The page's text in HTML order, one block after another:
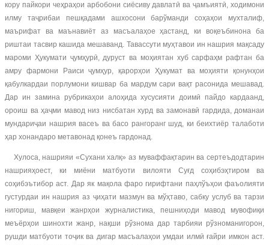
кору пайкори чеҳраҳои арбобони сиёсиву давлатӣ ва ҷамъиятӣ, ходимони
илму таҷрибаи пешқадами ашхосони барўманди соҳаҳои мухталиф,
маърифат ва маънавиёт аз масъалаҳое ҳастанд, ки воқеъбинона ба
риштаи тасвир кашида мешаванд. Тавассути муҳтавои ин нашрия мақсаду
мароми Ҳукумати ҷумҳурӣ, дуруст ва моҳиятан хуб сарфаҳм рафтан ба
амру фармони Раиси ҷумҳур, қарорҳои Ҳукумат ва моҳияти қонунҳои
қабулкардаи порлумони кишвар ба мардум сари вақт расонида мешавад.
Дар ин замина рубрикаҳои алоҳида хусусияти доимӣ пайдо кардаанд,
ороиш ва ҳаҷми мавод низ нисбатан хурд ва замонавӣ гардида, доманаи
мундариҷаи нашрия васеъ ва басо рангоранг шуд, ки беихтиёр талаботи
ҳар хонандаро метавонад қонеъ гардонад.
Хулоса, нашрияи «Сухани халқ» аз муваффақтарин ва сертеъдодтарин
нашрияҳоест, ки миёни матбуоти вилояти Суғд соҳибэҳтиром ва
соҳибэътибор аст. Дар як мақола фаро гирифтани паҳлўъҳои фаъолияти
густурдаи ин нашрия аз ҷиҳати мазмун ва мўҳтаво, сабку услуб ва тарзи
нигориш, мавқеи жанрҳои журналистика, пешниҳоди мавод мувофиқи
меъёрҳои шинохти жанр, нақши рўзнома дар тарбияи рўзноманигорон,
рушди матбуоти тоҷик ва дигар масъалаҳои умдаи илмӣ ғайри имкон аст.